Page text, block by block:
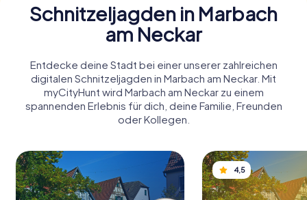
Schnitzeljagden in Marbach
am Neckar
Entdecke deine Stadt bei einer unserer zahlreichen
digitalen Schnitzeljagden in Marbach am Neckar. Mit
myCityHunt wird Marbach am Neckar zu einem
spannenden Erlebnis für dich, deine Familie, Freunden
oder Kollegen.
4,5